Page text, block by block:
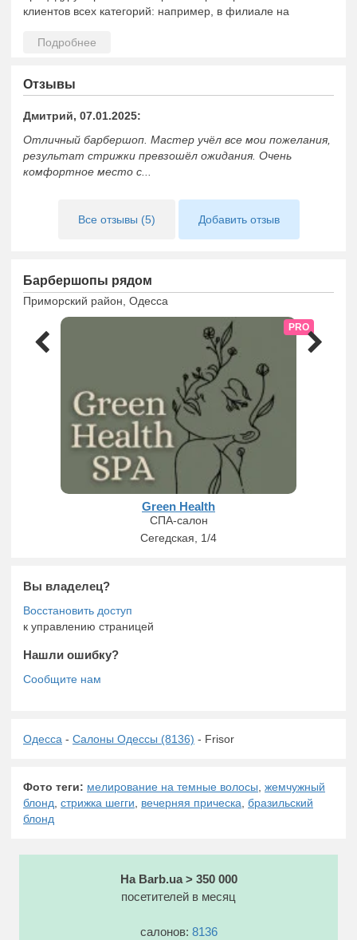
клиентов всех категорий: например, в филиале на
Здесь все отвечает требованиям классического
музыкальный фон, угощение напитками (чай, кофе или
виски, летом – холодное пиво). Но главное –
индивидуальный подход и внимание к каждому клиенту.
Мы обслуживаем самых юных клиентов: приводите к нам
на стрижку своих сыновей, им понравится новая прическа.
Отзывы
Дмитрий, 07.01.2025:
Отличный барбершоп. Мастер учёл все мои пожелания,
результат стрижки превзошёл ожидания. Очень
комфортное место с...
Все отзывы (5) Добавить отзыв
Барбершопы рядом
Приморский район, Одесса
PRO
Green Health
СПА-салон
Сегедская, 1/4
Вы владелец?
к управлению страницей
Нашли ошибку?
Одесса - Салоны Одессы (8136) - Frisor
Фото теги: мелирование на темные волосы жемчужный
блонд стрижка шегги вечерняя прическа бразильский
блонд
На Barb.ua > 350 000
посетителей в месяц
салонов: 8136